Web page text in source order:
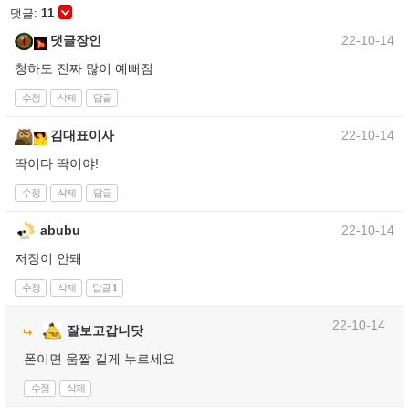
댓글: 11
댓글장인
22-10-14
청하도 진짜 많이 예뻐짐
수정 삭제 답글
김대표이사
22-10-14
딱이다 딱이야!
수정 삭제 답글
abubu
22-10-14
저장이 안돼
수정 삭제 답글 1
잘보고갑니닷 22-10-14
폰이면 움짤 길게 누르세요
수정 삭제